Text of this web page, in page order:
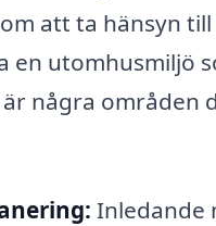
att ta hänsyn
en utomhusmiljö
några
Inledande